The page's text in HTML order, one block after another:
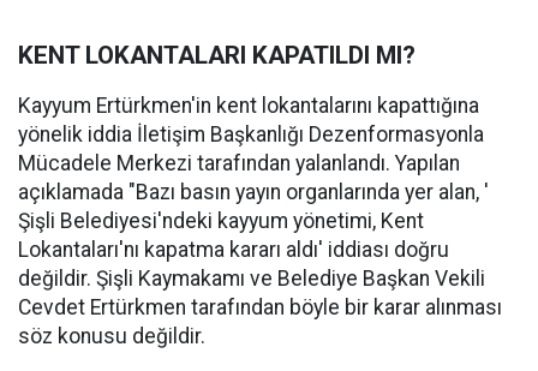
KENT LOKANTALARI KAPATILDI MI?
Kayyum Ertürkmen'in kent lokantalarını kapattığına
yönelik iddia İletişim Başkanlığı Dezenformasyonla
Mücadele Merkezi tarafından yalanlandı. Yapılan
açıklamada "Bazı basın yayın organlarında yer alan, '
Şişli Belediyesi'ndeki kayyum yönetimi, Kent
Lokantaları'nı kapatma kararı aldı' iddiası doğru
değildir. Şişli Kaymakamı ve Belediye Başkan Vekili
Cevdet Ertürkmen tarafından böyle bir karar alınması
söz konusu değildir.